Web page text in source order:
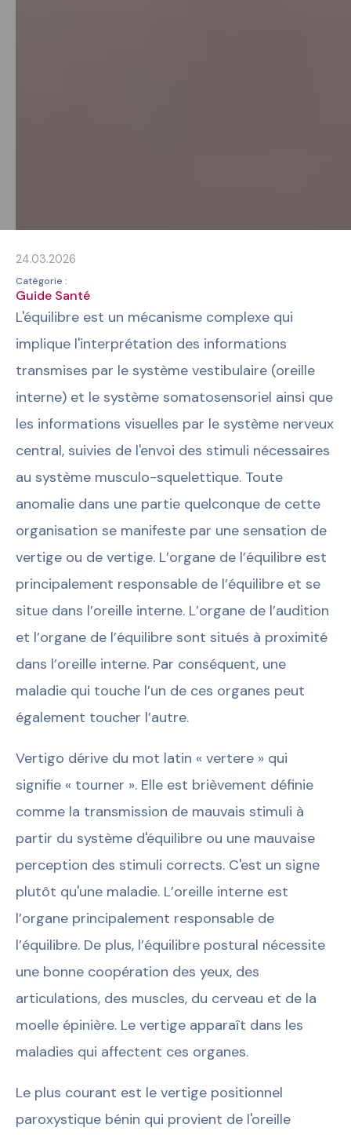
24.03.2026
Catégorie :
Guide Santé
L'équilibre est un mécanisme complexe qui
implique l'interprétation des informations
transmises par le système vestibulaire (oreille
interne) et le système somatosensoriel ainsi que
les informations visuelles par le système nerveux
central, suivies de l'envoi des stimuli nécessaires
au système musculo-squelettique. Toute
anomalie dans une partie quelconque de cette
organisation se manifeste par une sensation de
vertige ou de vertige. L’organe de l’équilibre est
principalement responsable de l’équilibre et se
situe dans l’oreille interne. L’organe de l’audition
et l’organe de l’équilibre sont situés à proximité
dans l’oreille interne. Par conséquent, une
maladie qui touche l’un de ces organes peut
également toucher l’autre.
Vertigo dérive du mot latin « vertere » qui
signifie « tourner ». Elle est brièvement définie
comme la transmission de mauvais stimuli à
partir du système d'équilibre ou une mauvaise
perception des stimuli corrects. C'est un signe
plutôt qu'une maladie. L’oreille interne est
l’organe principalement responsable de
l’équilibre. De plus, l’équilibre postural nécessite
une bonne coopération des yeux, des
articulations, des muscles, du cerveau et de la
moelle épinière. Le vertige apparaît dans les
maladies qui affectent ces organes.
Le plus courant est le vertige positionnel
paroxystique bénin qui provient de l'oreille